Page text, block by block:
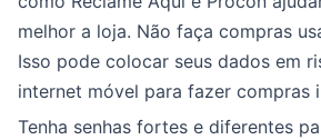
melhor a loja. Não faça compras
Isso pode colocar seus dados em
internet móvel para fazer compras
Tenha senhas fortes e diferentes